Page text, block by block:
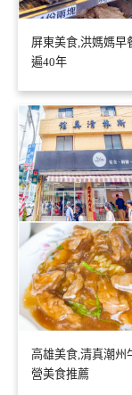
屏東美食,洪媽媽早
遍40年
高雄美食,清真潮州
營美食推薦